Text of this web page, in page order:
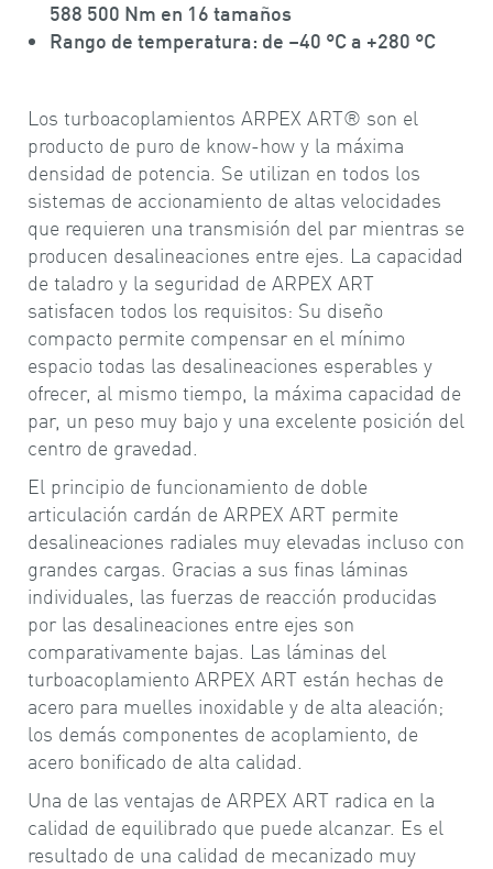
588 500 Nm en 16 tamaños
Rango de temperatura: de –40 °C a +280 °C
Los turboacoplamientos ARPEX ART® son el
producto de puro de know-how y la máxima
densidad de potencia. Se utilizan en todos los
sistemas de accionamiento de altas velocidades
que requieren una transmisión del par mientras se
producen desalineaciones entre ejes. La capacidad
de taladro y la seguridad de ARPEX ART
satisfacen todos los requisitos: Su diseño
compacto permite compensar en el mínimo
espacio todas las desalineaciones esperables y
ofrecer, al mismo tiempo, la máxima capacidad de
par, un peso muy bajo y una excelente posición del
centro de gravedad.
El principio de funcionamiento de doble
articulación cardán de ARPEX ART permite
desalineaciones radiales muy elevadas incluso con
grandes cargas. Gracias a sus finas láminas
individuales, las fuerzas de reacción producidas
por las desalineaciones entre ejes son
comparativamente bajas. Las láminas del
turboacoplamiento ARPEX ART están hechas de
acero para muelles inoxidable y de alta aleación;
los demás componentes de acoplamiento, de
acero bonificado de alta calidad.
Una de las ventajas de ARPEX ART radica en la
calidad de equilibrado que puede alcanzar. Es el
resultado de una calidad de mecanizado muy